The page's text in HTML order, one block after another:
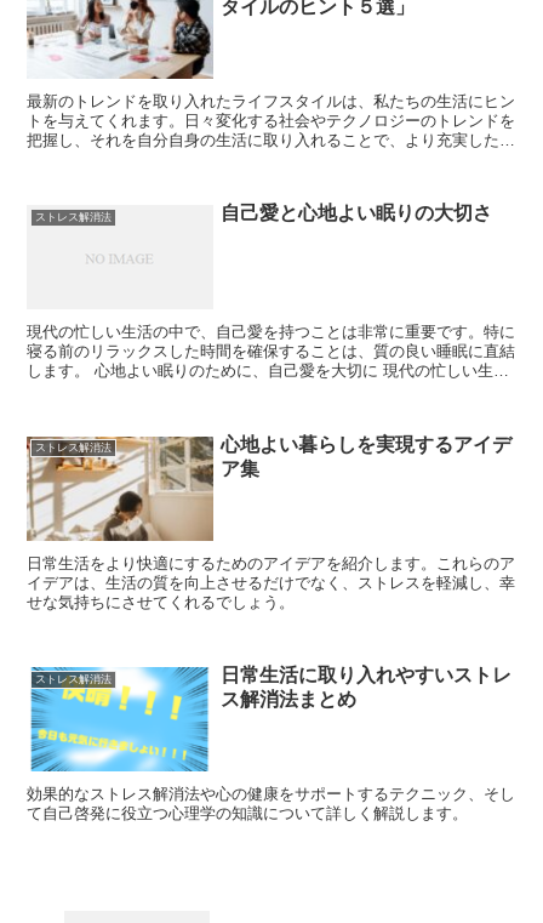
タイルのヒント５選」
最新のトレンドを取り入れたライフスタイルは、私たちの生活にヒン
トを与えてくれます。日々変化する社会やテクノロジーのトレンドを
把握し、それを自分自身の生活に取り入れることで、より充実した
ストレス解消法 自己愛と心地よい眠りの大切さ
現代の忙しい生活の中で、自己愛を持つことは非常に重要です。特に
寝る前のリラックスした時間を確保することは、質の良い睡眠に直結
します。 心地よい眠りのために、自己愛を大切に 現代の忙しい生活
ストレス解消法
心地よい暮らしを実現するアイデ
ア集
日常生活をより快適にするためのアイデアを紹介します。これらのア
イデアは、生活の質を向上させるだけでなく、ストレスを軽減し、幸
せな気持ちにさせてくれるでしょう。
ストレス解消法
日常生活に取り入れやすいストレ
ス解消法まとめ
効果的なストレス解消法や心の健康をサポートするテクニック、そし
て自己啓発に役立つ心理学の知識について詳しく解説します。